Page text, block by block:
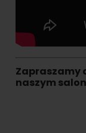
Zapraszamy
naszym